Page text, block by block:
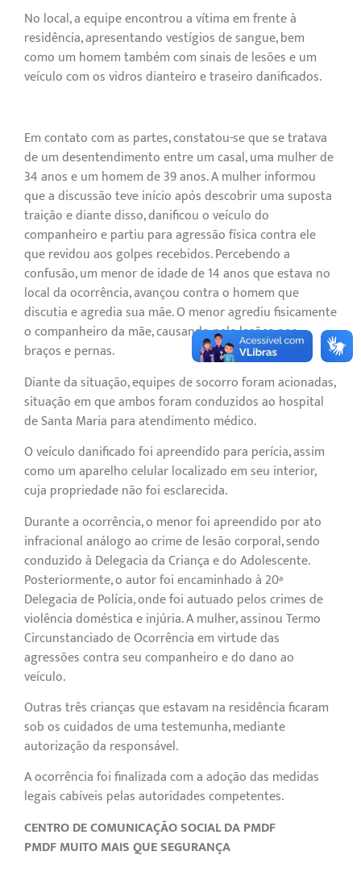
No local, a equipe encontrou a vítima em frente à
residência, apresentando vestígios de sangue, bem
como um homem também com sinais de lesões e um
veículo com os vidros dianteiro e traseiro danificados.
Em contato com as partes, constatou-se que se tratava
de um desentendimento entre um casal, uma mulher de
34 anos e um homem de 39 anos. A mulher informou
que a discussão teve início após descobrir uma suposta
traição e diante disso, danificou o veículo do
companheiro e partiu para agressão física contra ele
que revidou aos golpes recebidos. Percebendo a
confusão, um menor de idade de 14 anos que estava no
local da ocorrência, avançou contra o homem que
discutia e agredia sua mãe. O menor agrediu fisicamente
o companheiro da mãe, causando nele lesões nos
braços e pernas.
Diante da situação, equipes de socorro foram acionadas,
situação em que ambos foram conduzidos ao hospital
de Santa Maria para atendimento médico.
O veículo danificado foi apreendido para perícia, assim
como um aparelho celular localizado em seu interior,
cuja propriedade não foi esclarecida.
Durante a ocorrência, o menor foi apreendido por ato
infracional análogo ao crime de lesão corporal, sendo
conduzido à Delegacia da Criança e do Adolescente.
Posteriormente, o autor foi encaminhado à 20ª
Delegacia de Polícia, onde foi autuado pelos crimes de
violência doméstica e injúria. A mulher, assinou Termo
Circunstanciado de Ocorrência em virtude das
agressões contra seu companheiro e do dano ao
veículo.
Outras três crianças que estavam na residência ficaram
sob os cuidados de uma testemunha, mediante
autorização da responsável.
A ocorrência foi finalizada com a adoção das medidas
legais cabíveis pelas autoridades competentes.
CENTRO DE COMUNICAÇÃO SOCIAL DA PMDF
PMDF MUITO MAIS QUE SEGURANÇA